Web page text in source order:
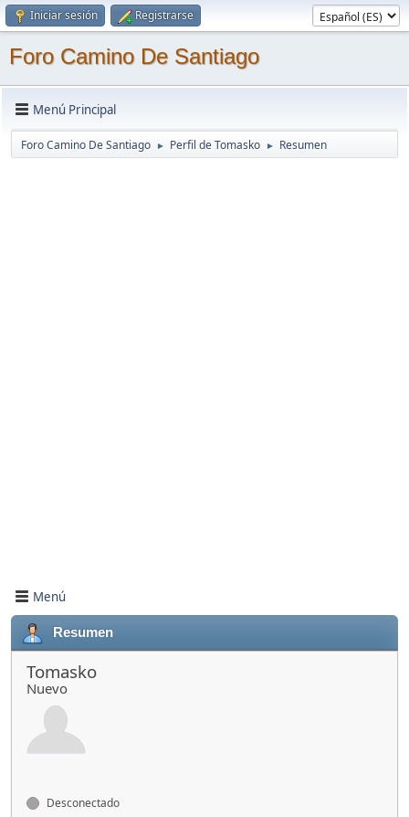
Iniciar sesión Registrarse
Foro Camino De Santiago
Menú Principal
Foro Camino De Santiago ► Perfil de Tomasko ► Resumen
Menú
Resumen
Tomasko
Nuevo
Desconectado